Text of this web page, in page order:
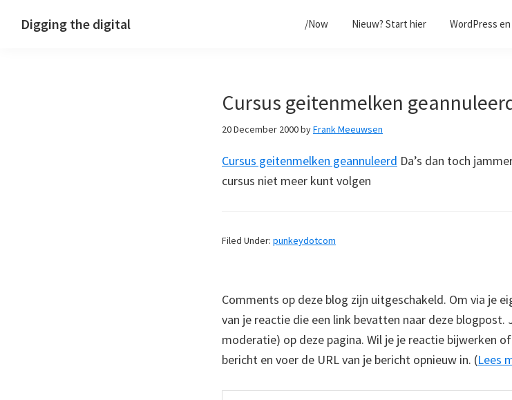
Digging the digital /Now Nieuw? Start hier WordPress
Cursus geitenmelken
20 December 2000byFrank Meeuwsen
Cursus geitenmelken geannuleerd Da’s dan toch
cursus niet meer kunt volgen
Filed Under: punkeydotcom
Comments op deze blog zijn uitgeschakeld. Om via je
van je reactie die een link bevatten naar deze blogpost.
moderatie) op deze pagina. Wil je je reactie bijwerken
bericht en voer de URL van je bericht opnieuw in. (Lees